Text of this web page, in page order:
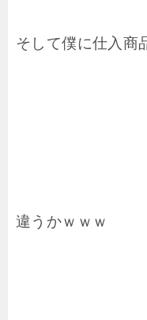
そして僕に仕入商
違うかｗｗｗ